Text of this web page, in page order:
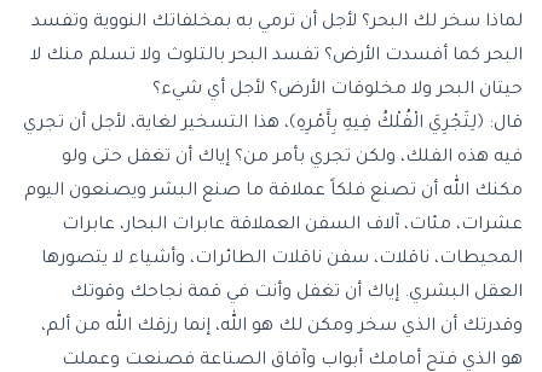
لماذا سخر لك البحر؟ لأجل أن ترمي به بمخلفاتك النووية وتفسد
البحر كما أفسدت الأرض؟ تفسد البحر بالتلوث ولا تسلم منك لا
حيتان البحر ولا مخلوقات الأرض؟ لأجل أي شيء؟
قال: ﴿لِتَجْرِيَ الْفُلْكُ فِيهِ بِأَمْرِهِ﴾، هذا التسخير لغاية، لأجل أن تجري
فيه هذه الفلك، ولكن تجري بأمر من؟ إياك أن تغفل حتى ولو
مكنك الله أن تصنع فلكاً عملاقة ما صنع البشر ويصنعون اليوم
عشرات، مئات، آلاف السفن العملاقة عابرات البحار، عابرات
المحيطات، ناقلات، سفن ناقلات الطائرات، وأشياء لا يتصورها
العقل البشري. إياك أن تغفل وأنت في قمة نجاحك وقوتك
وقدرتك أن الذي سخر ومكن لك هو الله، إنما رزقك الله من ألم،
هو الذي فتح أمامك أبواب وآفاق الصناعة فصنعت وعملت